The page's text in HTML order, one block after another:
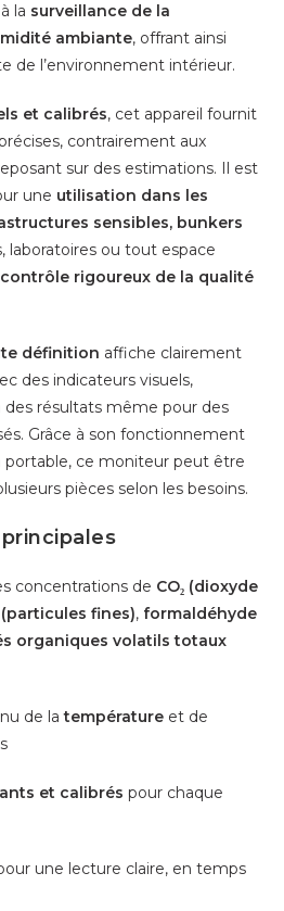
la surveillance de la
ambiante, offrant ainsi
de l’environnement intérieur.
et calibrés, cet appareil fournit
contrairement aux
sur des estimations. Il est
une utilisation dans les
sensibles, bunkers
laboratoires ou tout espace
contrôle rigoureux de la qualité
définition affiche clairement
des indicateurs visuels,
des résultats même pour des
Grâce à son fonctionnement
ce moniteur peut être
pièces selon les besoins.
concentrations de CO₂ (dioxyde
(particules fines), formaldéhyde
organiques volatils totaux
de latempérature et de
et calibrés pour chaque
une lecture claire, en temps